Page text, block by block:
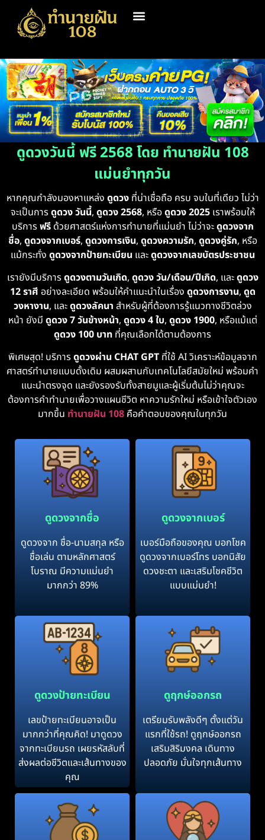
ดูดวงวันนี้ ฟรี 2568 โดย ทำนายฝัน 108
แม่นยำทุกวัน
หากคุณกำลังมองหาแหล่ง ดูดวงที่น่าเชื่อถือ ครบ จบในที่เดียว ไม่ว่า
จะเป็นการดูดวง วันนี้, ดูดวง 2568, หรือดูดวง 2025เราพร้อมให้
บริการฟรีด้วยศาสตร์แห่งการทำนายที่แม่นยำ ไม่ว่าจะดูดวงจาก
ชื่อ, ดูดวงจากเบอร์, ดูดวงการเงิน, ดูดวงความรัก, ดูดวงคู่รัก, หรือ
แม้กระทั่ง ดูดวงจากป้ายทะเบียน และดูดวงจากเลขบัตรประชาชน
เรายังมีบริการดูดวงตามวันเกิด, ดูดวง วัน/เดือน/ปีเกิด, และดูดวง
12 ราศี อย่างละเอียด พร้อมให้คำแนะนำในเรื่อง ดูดวงการงาน, ดูด
วงหางาน, และดูดวงลัคนา สำหรับผู้ที่ต้องการรู้แนวทางชีวิตล่วง
หน้า ยังมี ดูดวง 7 วันข้างหน้า, ดูดวง 4 ใบ, ดูดวง 1900, หรือแม้แต่
ดูดวง 100 บาท ที่คุณเลือกได้ตามต้องการ
พิเศษสุด! บริการดูดวงผ่าน CHAT GPTที่ใช้ AI วิเคราะห์ข้อมูลจาก
ศาสตร์ทำนายแบบดั้งเดิม ผสมผสานกับเทคโนโลยีสมัยใหม่ พร้อมคำ
แนะนำตรงจุด และยังรองรับทั้งสายมูและผู้เริ่มต้นไม่ว่าคุณจะ
ต้องการคำทำนายเพื่อวางแผนชีวิต หาความรักใหม่ หรือเข้าใจตัวเอง
มากขึ้น ทำนายฝัน 108 คือคำตอบของคุณในทุกวัน
ดูดวงจากชื่อ
ดูดวงจาก ชื่อ-นามสกุล หรือ
ชื่อเล่น ตามหลักศาสตร์
โบราณ มีความแม่นยำ
มากกว่า 89%
ดูดวงจากเบอร์
เบอร์มือถือของคุณ บอกโชค
ดูดวงจากเบอร์โทร บอกนิสัย
ดวงชะตา และเสริมโชคชีวิต
แบบแม่นยำ!
ดูดวงป้ายทะเบียน
เลขป้ายทะเบียนอาจเป็น
มากกว่าที่คุณคิด! มาดูดวง
จากทะเบียนรถ เผยรหัสลับที่
ส่งผลต่อชีวิตและเส้นทางของ
คุณ
ดูฤกษ์ออกรถ
เตรียมรับพลังดีๆ ตั้งแต่วัน
แรกที่ใช้รถ! ดูฤกษ์ออกรถ
เสริมสิริมงคล เดินทาง
ปลอดภัย มั่นใจทุกเส้นทาง